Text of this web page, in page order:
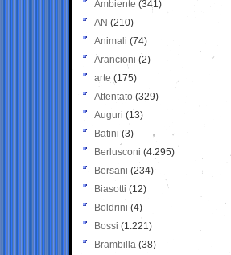
Ambiente (341)
AN (210)
Animali (74)
Arancioni (2)
arte (175)
Attentato (329)
Auguri (13)
Batini (3)
Berlusconi (4.295)
Bersani (234)
Biasotti (12)
Boldrini (4)
Bossi (1.221)
Brambilla (38)